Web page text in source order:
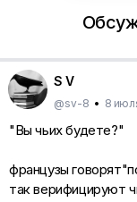
S V
@sv-8 • 8
"Вы чьих будете?"
французы
так верифицируют